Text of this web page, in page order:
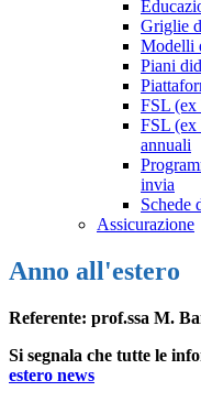
Griglie
Modelli
Piani
FSL (ex
FSL (ex
annuali
invia
Schede
Assicurazione
Anno all'estero
Referente: prof.ssa M.
Si segnala che tutte le
estero news